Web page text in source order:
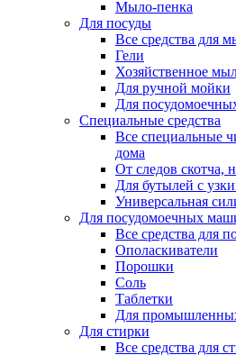
Мыло-пенка
Для посуды
Все средства для
Гели
Хозяйственное
Для ручной мойки
Для
Специальные средства
Все специальные
дома
От следов скотча,
Для бутылей с
Универсальная
Для посудомоечных
Все средства для
Ополаскиватели
Порошки
Соль
Таблетки
Для
Для стирки
Все средства для